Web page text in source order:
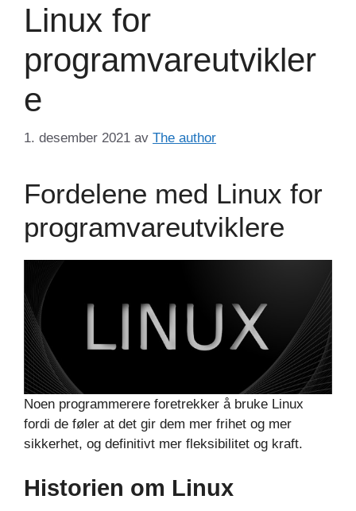
Linux for
programvareutvikler
e
1. desember 2021 av The author
Fordelene med Linux for
programvareutviklere
Noen programmerere foretrekker å bruke Linux
fordi de føler at det gir dem mer frihet og mer
sikkerhet, og definitivt mer fleksibilitet og kraft.
Historien om Linux